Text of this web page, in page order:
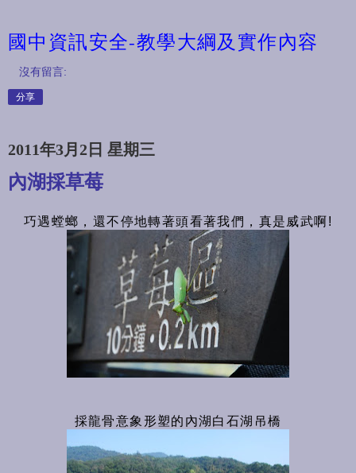
國中資訊安全-教學大綱及實作內容
沒有留言:
分享
2011年3月2日 星期三
內湖採草莓
巧遇螳螂，還不停地轉著頭看著我們，真是威武啊!
採龍骨意象形塑的內湖白石湖吊橋